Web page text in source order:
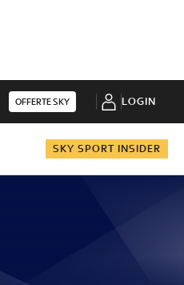
OFFERTE SKY LOGIN
SKY SPORT INSIDER